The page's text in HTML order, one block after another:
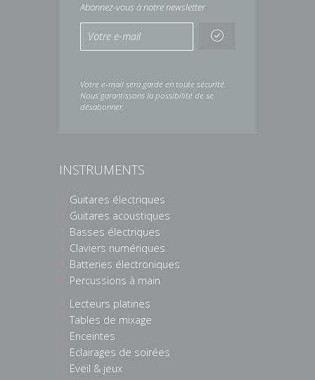
Abonnez-vous à notre newsletter
Votre e-mail sera gardé en toute sécurité.
Nous garantissons la possibilité de se
désabonner.
INSTRUMENTS
Guitares électriques
Guitares acoustiques
Basses électriques
Claviers numériques
Batteries électroniques
Percussions à main
Lecteurs platines
Tables de mixage
Enceintes
Eclairages de soirées
Eveil & jeux